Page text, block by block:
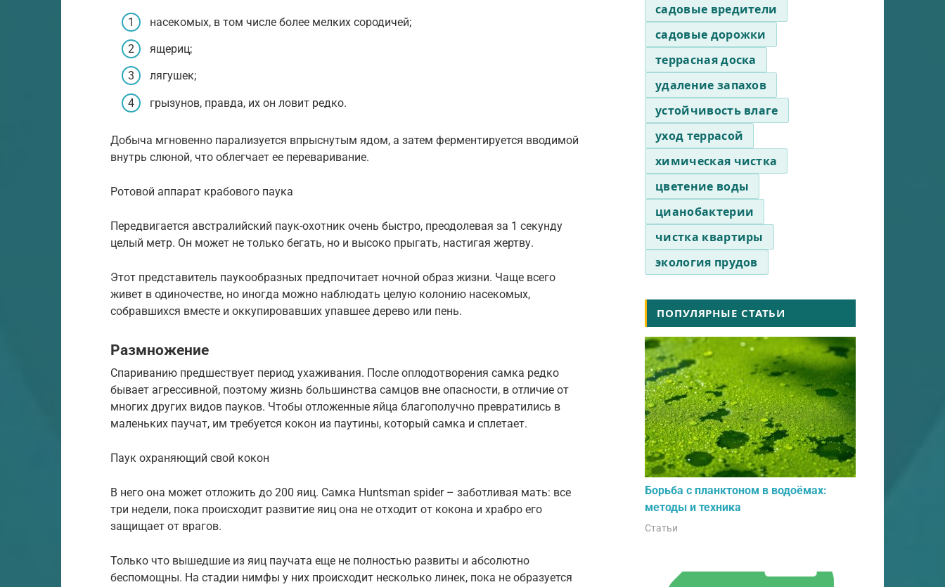
насекомых, в том числе более мелких сородичей;
ящериц;
лягушек;
грызунов, правда, их он ловит редко.
Добыча мгновенно парализуется впрыснутым ядом, а затем ферментируется вводимой
внутрь слюной, что облегчает ее переваривание.
Ротовой аппарат крабового паука
Передвигается австралийский паук-охотник очень быстро, преодолевая за 1 секунду
целый метр. Он может не только бегать, но и высоко прыгать, настигая жертву.
Этот представитель паукообразных предпочитает ночной образ жизни. Чаще всего
живет в одиночестве, но иногда можно наблюдать целую колонию насекомых,
собравшихся вместе и оккупировавших упавшее дерево или пень.
Размножение
Спариванию предшествует период ухаживания. После оплодотворения самка редко
бывает агрессивной, поэтому жизнь большинства самцов вне опасности, в отличие от
многих других видов пауков. Чтобы отложенные яйца благополучно превратились в
маленьких паучат, им требуется кокон из паутины, который самка и сплетает.
Паук охраняющий свой кокон
В него она может отложить до 200 яиц. Самка Huntsman spider – заботливая мать: все
три недели, пока происходит развитие яиц она не отходит от кокона и храбро его
защищает от врагов.
Только что вышедшие из яиц паучата еще не полностью развиты и абсолютно
беспомощны. На стадии нимфы у них происходит несколько линек, пока не образуется
садовые вредители
садовые дорожки
террасная доска
удаление запахов
устойчивость влаге
уход террасой
химическая чистка
цветение воды
цианобактерии
чистка квартиры
экология прудов
ПОПУЛЯРНЫЕ СТАТЬИ
Борьба с планктоном в водоёмах:
методы и техника
Статьи